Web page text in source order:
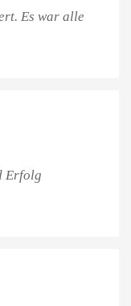
Es war alle
Erfolg